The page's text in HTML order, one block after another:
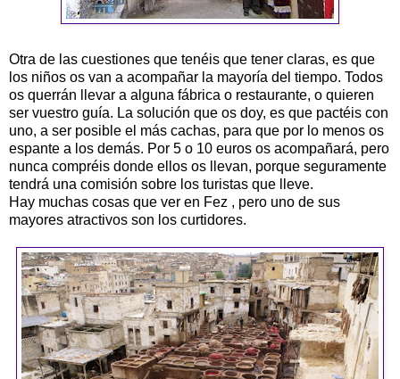
Otra de las cuestiones que tenéis que tener claras, es que
los niños os van a acompañar la mayoría del tiempo. Todos
os querrán llevar a alguna fábrica o restaurante, o quieren
ser vuestro guía. La solución que os doy, es que pactéis con
uno, a ser posible el más cachas, para que por lo menos os
espante a los demás. Por 5 o 10 euros os acompañará, pero
nunca compréis donde ellos os llevan, porque seguramente
tendrá una comisión sobre los turistas que lleve.
Hay muchas cosas que ver en Fez , pero uno de sus
mayores atractivos son los curtidores.